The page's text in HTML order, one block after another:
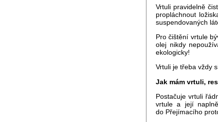
Vrtuli pravidelně
propláchnout
suspendovaných
Pro čištění vrtule
olej nikdy
ekologicky!
Vrtuli je třeba vždy
Jak mám vrtuli,
Postačuje vrtuli
vrtule a její
do Přejímacího